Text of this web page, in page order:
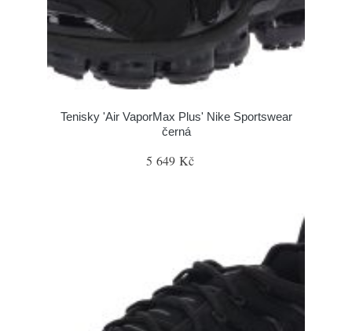
Tenisky 'Air VaporMax Plus' Nike Sportswear
černá
5 649 Kč